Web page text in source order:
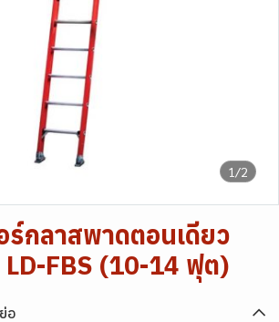
1/2
ร์กลาสพาดตอนเดียว
FBS (10-14 ฟุต)
อ